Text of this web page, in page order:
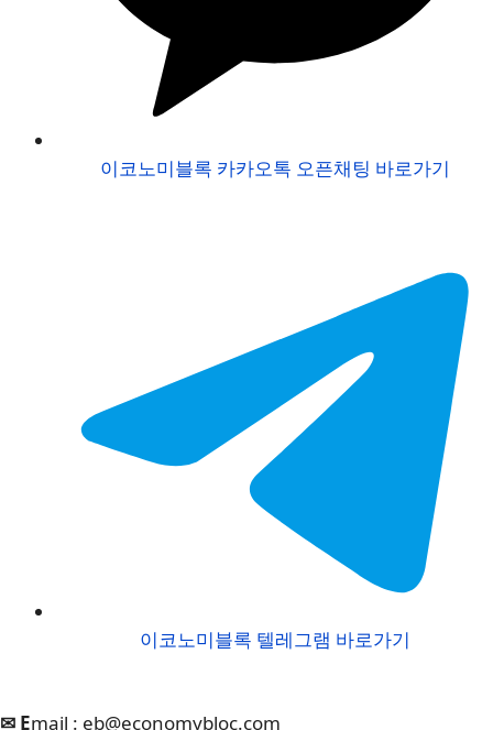
이코노미블록 카카오톡 오픈채팅 바로가기
이코노미블록 텔레그램 바로가기
✉ Email : eb@economybloc.com